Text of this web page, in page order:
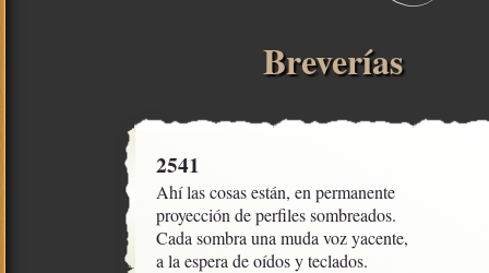
Breverías
2541
Ahí las cosas están, en permanente
proyección de perfiles sombreados.
Cada sombra una muda voz yacente,
a la espera de oídos y teclados.